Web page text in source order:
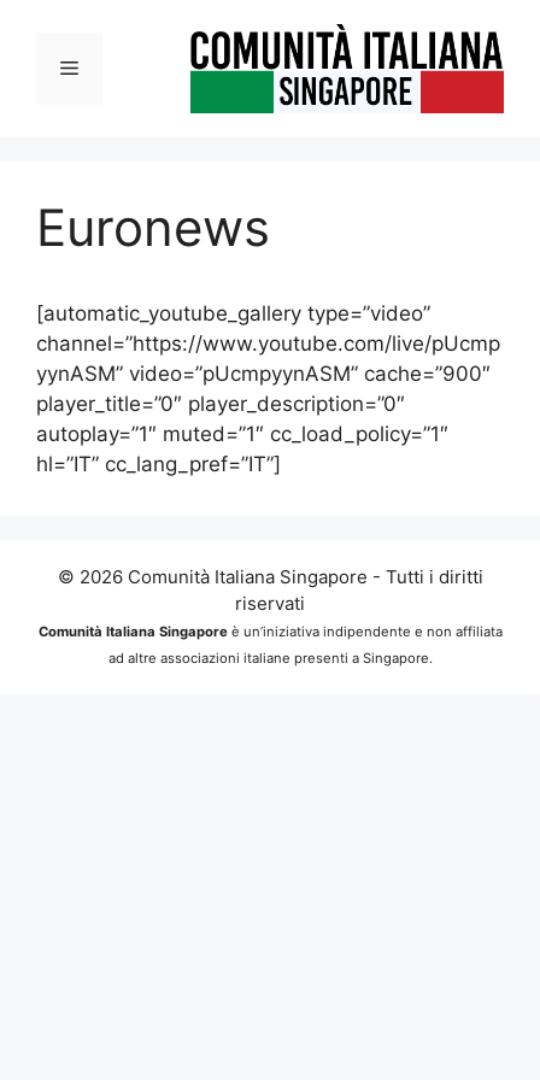
contenutoMenu
Euronews
[automatic_youtube_gallery type=”video”
channel=”https://www.youtube.com/live/pUcmp
yynASM” video=”pUcmpyynASM” cache=”900″
player_title=”0″ player_description=”0″
autoplay=”1″ muted=”1″ cc_load_policy=”1″
hl=”IT” cc_lang_pref=”IT”]
© 2026 Comunità Italiana Singapore - Tutti i diritti
riservati
Comunità Italiana Singaporeè un’iniziativa indipendente e non affiliata
ad altre associazioni italiane presenti a Singapore.